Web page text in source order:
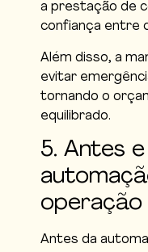
a prestação de
confiança entre
Além disso, a
evitar
tornando o
equilibrado.
5. Antes
operação
Antes da